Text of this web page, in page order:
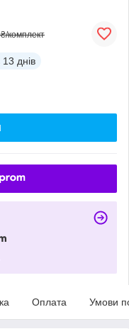
комплект
13 днів
Оплата Умови